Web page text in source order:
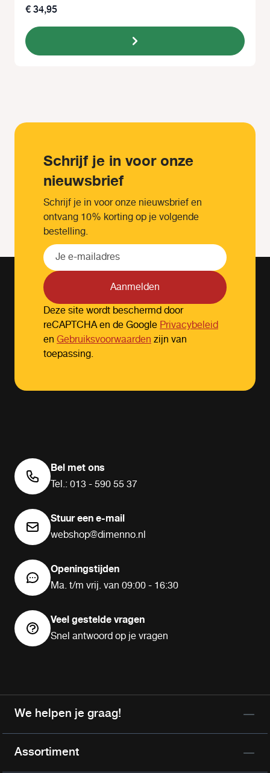
€ 34,95
Schrijf je in voor onze
nieuwsbrief
Schrijf je in voor onze nieuwsbrief en
ontvang 10% korting op je volgende
bestelling.
Aanmelden
Deze site wordt beschermd door
reCAPTCHA en de GooglePrivacybeleid
en Gebruiksvoorwaardenzijn van
toepassing.
Bel met ons
Tel.: 013 - 590 55 37
Stuur een e-mail
webshop@dimenno.nl
Openingstijden
Ma. t/m vrij. van 09:00 - 16:30
Veel gestelde vragen
Snel antwoord op je vragen
We helpen je graag!
Assortiment